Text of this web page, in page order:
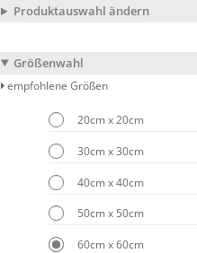
Produktauswahl ändern
Größenwahl
empfohlene Größen
20cm x 20cm
30cm x 30cm
40cm x 40cm
50cm x 50cm
60cm x 60cm